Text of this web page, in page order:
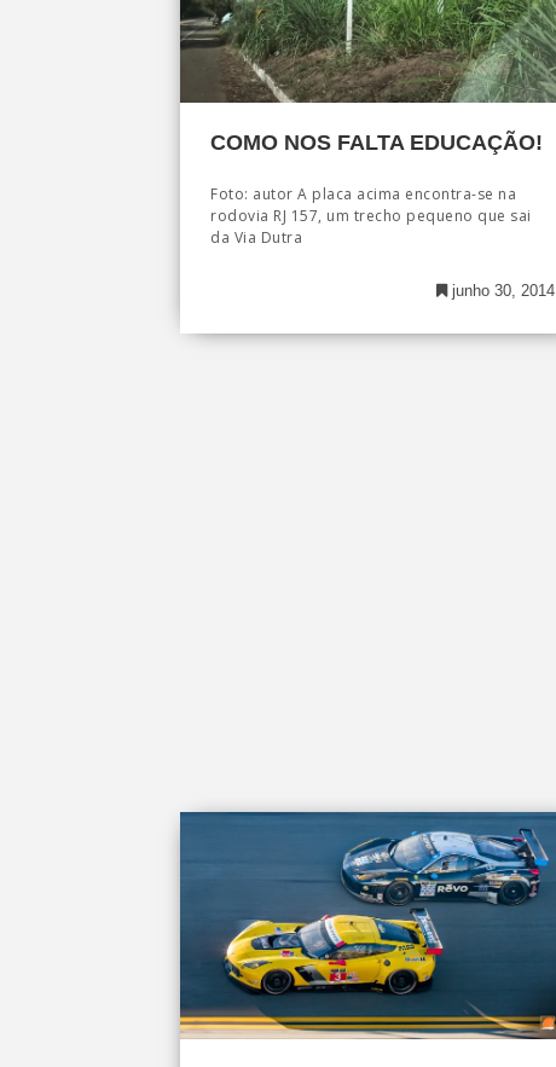
COMO NOS FALTA EDUCAÇÃO!
Foto: autor A placa acima encontra-se na
rodovia RJ 157, um trecho pequeno que sai
da Via Dutra
junho 30, 2014